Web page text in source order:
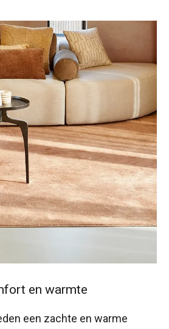
en warmte
een zachte en warme